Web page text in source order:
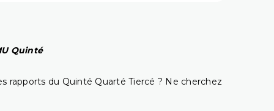
Quinté
rapports du Quinté Quarté Tiercé ? Ne cherchez